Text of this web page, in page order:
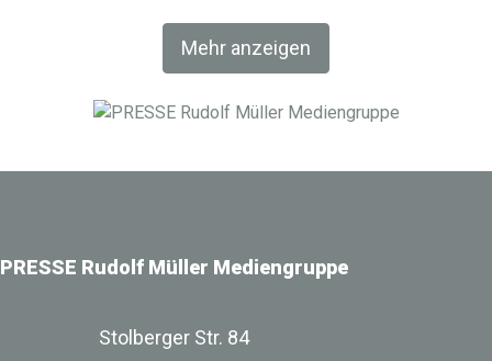
Mehr anzeigen
Fachverlag RM Rudolf Müller Medien und mit der BIM
World MUNICH eine Netzwerkplattform für Akteure der
PRESSE Rudolf Müller Mediengruppe
Stolberger Str. 84